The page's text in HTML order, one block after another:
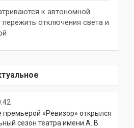
к автономной
пережить отключения света и
премьерой «Ревизор» открылся
сезон театра имени А. В.